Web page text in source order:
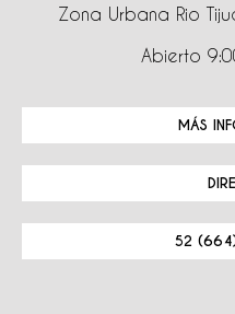
Zona Urbana Rio
Abierto
MÁS
52